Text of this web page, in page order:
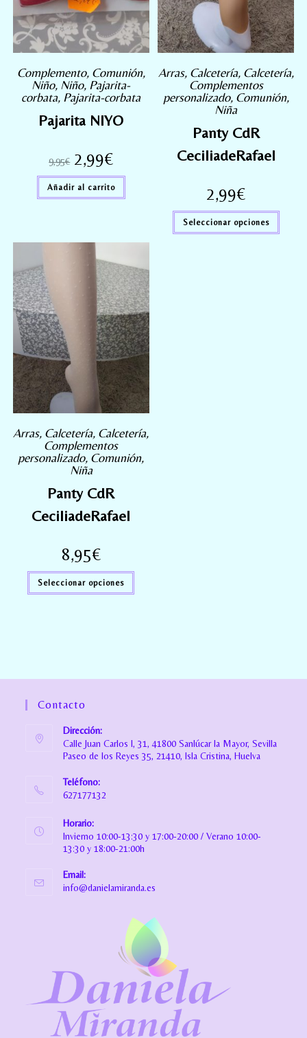
Complemento, Comunión,
Niño, Niño, Pajarita-
corbata, Pajarita-corbata
Pajarita NIYO
9,95€ 2,99€
Añadir al carrito
Arras, Calcetería, Calcetería,
Complementos
personalizado, Comunión,
Niña
Panty CdR
CeciliadeRafael
2,99€
Seleccionar opciones
Arras, Calcetería, Calcetería,
Complementos
personalizado, Comunión,
Niña
Panty CdR
CeciliadeRafael
8,95€
Seleccionar opciones
Contacto
Dirección:
Calle Juan Carlos I, 31, 41800 Sanlúcar la Mayor, Sevilla
Paseo de los Reyes 35, 21410, Isla Cristina, Huelva
Teléfono:
627177132
Horario:
Invierno 10:00-13:30 y 17:00-20:00 / Verano 10:00-
13:30 y 18:00-21:00h
Email:
info@danielamiranda.es